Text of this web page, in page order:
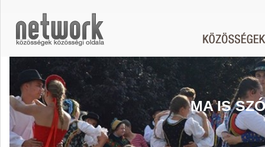
MA IS